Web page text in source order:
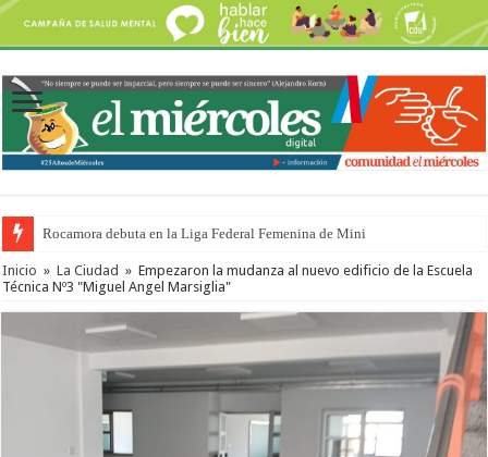
Rocamora debuta en la Liga Federal Femenina de Mini
Distinguida psicóloga llegará a nuestra ciudad tras recibir el Premio Konex
Inicio » La Ciudad » Empezaron la mudanza al nuevo edificio de la Escuela
Técnica Nº3 "Miguel Angel Marsiglia"